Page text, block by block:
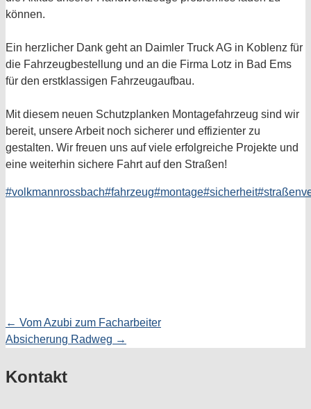
können.
Ein herzlicher Dank geht an Daimler Truck AG in Koblenz für
die Fahrzeugbestellung und an die Firma Lotz in Bad Ems
für den erstklassigen Fahrzeugaufbau.
Mit diesem neuen Schutzplanken Montagefahrzeug sind wir
bereit, unsere Arbeit noch sicherer und effizienter zu
gestalten. Wir freuen uns auf viele erfolgreiche Projekte und
eine weiterhin sichere Fahrt auf den Straßen!
#volkmannrossbach#fahrzeug#montage#sicherheit
Posts
← Vom Azubi zum Facharbeiter
Absicherung Radweg →
Kontakt